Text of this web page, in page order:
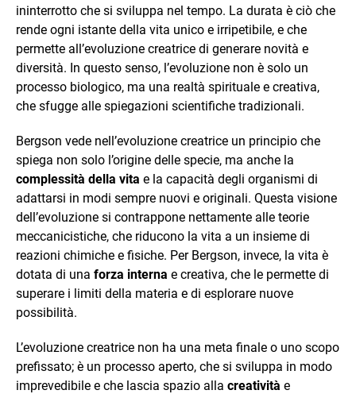
ininterrotto che si sviluppa nel tempo. La durata è ciò che
rende ogni istante della vita unico e irripetibile, e che
permette all’evoluzione creatrice di generare novità e
diversità. In questo senso, l’evoluzione non è solo un
processo biologico, ma una realtà spirituale e creativa,
che sfugge alle spiegazioni scientifiche tradizionali.
Bergson vede nell’evoluzione creatrice un principio che
spiega non solo l’origine delle specie, ma anche la
complessità della vita e la capacità degli organismi di
adattarsi in modi sempre nuovi e originali. Questa visione
dell’evoluzione si contrappone nettamente alle teorie
meccanicistiche, che riducono la vita a un insieme di
reazioni chimiche e fisiche. Per Bergson, invece, la vita è
dotata di una forza interna e creativa, che le permette di
superare i limiti della materia e di esplorare nuove
possibilità.
L’evoluzione creatrice non ha una meta finale o uno scopo
prefissato; è un processo aperto, che si sviluppa in modo
imprevedibile e che lascia spazio alla creatività e